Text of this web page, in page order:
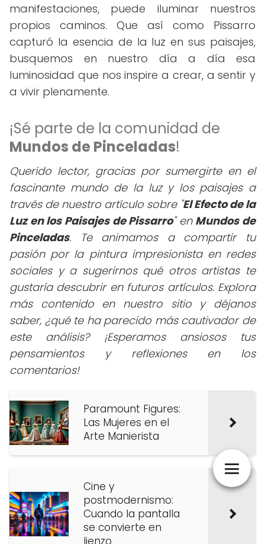
manifestaciones, puede iluminar nuestros
propios caminos. Que así como Pissarro
capturó la esencia de la luz en sus paisajes,
busquemos en nuestro día a día esa
luminosidad que nos inspire a crear, a sentir y
a vivir plenamente.
¡Sé parte de la comunidad de
Mundos de Pinceladas!
Querido lector, gracias por sumergirte en el
fascinante mundo de la luz y los paisajes a
través de nuestro artículo sobre "El Efecto de la
Luz en los Paisajes de Pissarro" en Mundos de
Pinceladas. Te animamos a compartir tu
pasión por la pintura impresionista en redes
sociales y a sugerirnos qué otros artistas te
gustaría descubrir en futuros artículos. Explora
más contenido en nuestro sitio y déjanos
saber, ¿qué te ha parecido más cautivador de
este análisis? ¡Esperamos ansiosos tus
pensamientos y reflexiones en los
comentarios!
Paramount Figures:
Las Mujeres en el
Arte Manierista
Cine y
postmodernismo:
Cuando la pantalla
se convierte en
lienzo